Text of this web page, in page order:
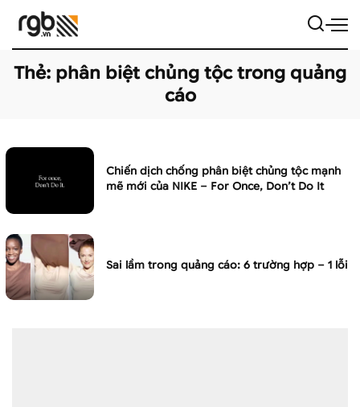
Thẻ: phân biệt chủng tộc trong quảng
cáo
Chiến dịch chống phân biệt chủng tộc mạnh
mẽ mới của NIKE – For Once, Don’t Do It
Sai lầm trong quảng cáo: 6 trường hợp – 1 lỗi